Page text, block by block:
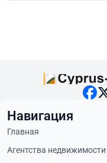
Навигация
Главная
Агентства недвижимости